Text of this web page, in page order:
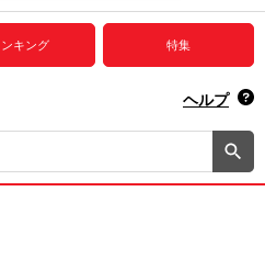
録音からさがす
ンキング 特集
ヘルプ